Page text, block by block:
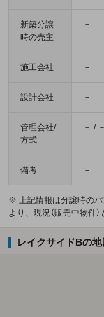
新築分譲
時の売主
－
施工会社 －
設計会社 －
管理会社/
方式
－ / －
備考 －
※ 上記情報は分譲時の
より、現況（販売中物件
レイクサイドBの